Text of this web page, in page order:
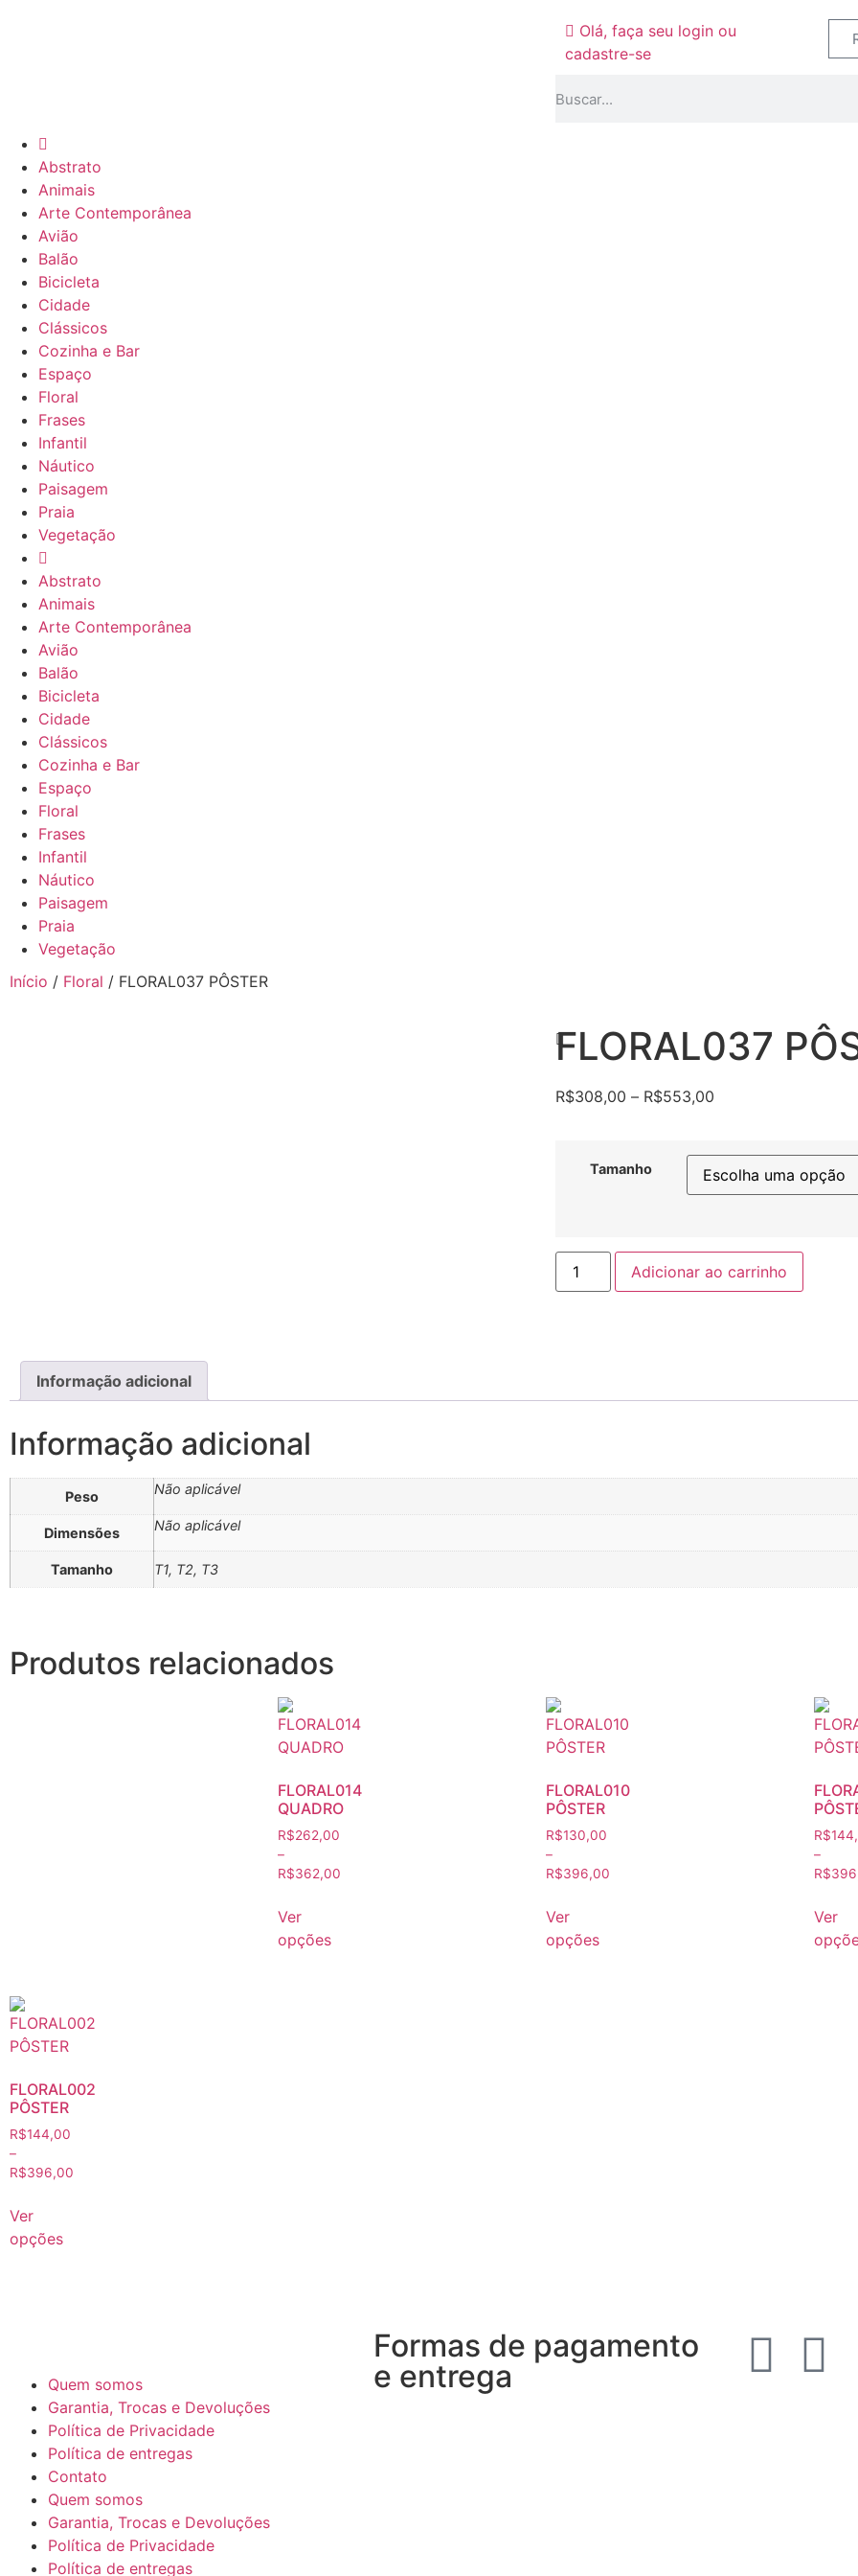
Olá, faça seu login ou
cadastre-se
Abstrato
Animais
Arte Contemporânea
Avião
Balão
Bicicleta
Cidade
Clássicos
Cozinha e Bar
Espaço
Floral
Frases
Infantil
Náutico
Paisagem
Praia
Vegetação
Abstrato
Animais
Arte Contemporânea
Avião
Balão
Bicicleta
Cidade
Clássicos
Cozinha e Bar
Espaço
Floral
Frases
Infantil
Náutico
Paisagem
Praia
Vegetação
Início / Floral / FLORAL037 PÔSTER
FLORAL037
R$308,00 – R$553,00
Tamanho
Adicionar ao carrinho
Informação adicional
Informação adicional
Peso Não aplicável
Dimensões Não aplicável
Tamanho T1, T2, T3
Produtos relacionados
FLORAL014
QUADRO
R$262,00
–
R$362,00
Ver
opções
FLORAL010
PÔSTER
R$130,00
–
R$396,00
Ver
opções
R$
–
R$
Ver
FLORAL002
PÔSTER
R$144,00
–
R$396,00
Ver
opções
Quem somos
Garantia, Trocas e Devoluções
Política de Privacidade
Política de entregas
Contato
Quem somos
Garantia, Trocas e Devoluções
Política de Privacidade
Política de entregas
Formas de pagamento
e entrega